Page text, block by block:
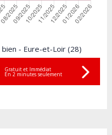
- Eure-et-Loir (28)
Gratuit et Immédiat
En 2 minutes seulement